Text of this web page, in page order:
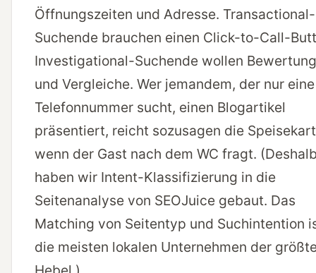
Öffnungszeiten und Adresse. Transactional-
Suchende brauchen einen Click-to-Call-
Investigational-Suchende wollen
und Vergleiche. Wer jemandem, der nur eine
Telefonnummer sucht, einen Blogartikel
präsentiert, reicht sozusagen die
wenn der Gast nach dem WC fragt.
haben wir Intent-Klassifizierung in die
Seitenanalyse von SEOJuice gebaut. Das
Matching von Seitentyp und Suchintention
die meisten lokalen Unternehmen der